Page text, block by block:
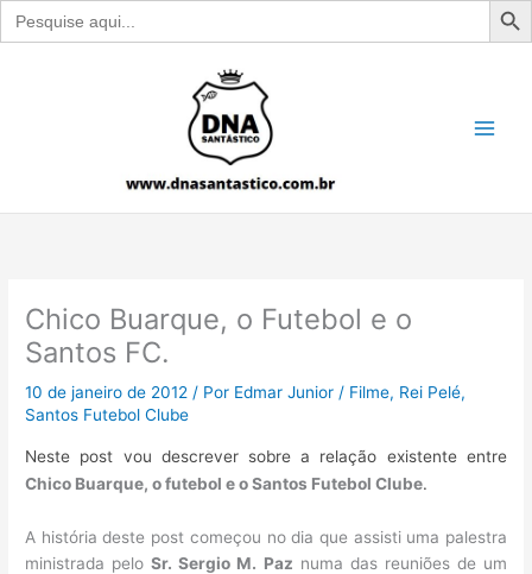
Search
for:
Chico Buarque, o Futebol e o
Santos FC.
10 de janeiro de 2012/ Por Edmar Junior/ Filme, Rei Pelé,
Santos Futebol Clube
Neste post vou descrever sobre a relação existente entre
Chico Buarque, o futebol e o Santos Futebol Clube.
A história deste post começou no dia que assisti uma palestra
ministrada peloSr. Sergio M. Paz numa das reuniões de um